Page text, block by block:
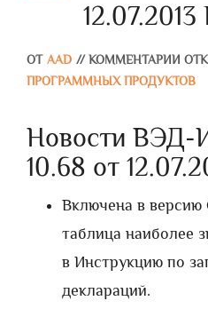
12.07.2013
ОТ AAD // КОММЕНТАРИИ
ПРОГРАММНЫХ ПРОДУКТОВ
Новости ВЭД-
10.68 от
Включена в версию
таблица наиболее
в Инструкцию по
деклараций.